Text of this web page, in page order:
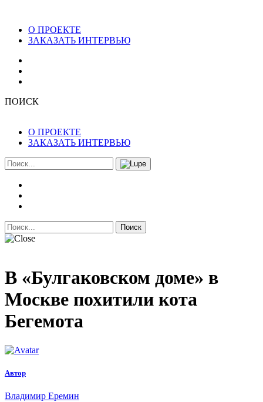
О ПРОЕКТЕ
ЗАКАЗАТЬ ИНТЕРВЬЮ
ПОИСК
О ПРОЕКТЕ
ЗАКАЗАТЬ ИНТЕРВЬЮ
Поиск
В «Булгаковском доме» в
Москве похитили кота
Бегемота
Автор
Владимир Еремин